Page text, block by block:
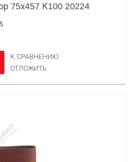
75х457 К100 20224
К СРАВНЕНИЮ
ОТЛОЖИТЬ